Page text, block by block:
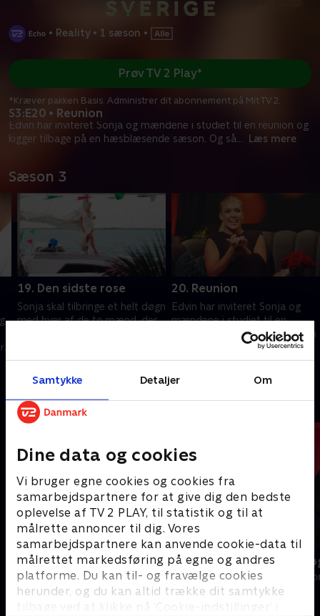
Samtykke Detaljer Om
Dine data og cookies
Vi bruger egne cookies og cookies fra
samarbejdspartnere for at give dig den bedste
oplevelse af TV 2 PLAY, til statistik og til at
målrette annoncer til dig. Vores
samarbejdspartnere kan anvende cookie-data til
målrettet markedsføring på egne og andres
platforme. Du kan til- og fravælge cookies
herunder, og du kan altid trække dit samtykke
tilbage ved at klikke på ’Cookie-indstillinger’ i
• Reality • 1 sæson •
S3:E20 • Reunion
Edvin har inviteret Sonja og mændene i studiet til en reunion og
kigger tilbage på en hæsblæsende sæson. Og så... Læs mere
Prøv TV 2 Play*
*Kræver pakken Basis. Administrer dit abonnement på Mit TV 2.
Sæson 3
19. Den sidste rose
Sonja skal tilbringe et helt døgn
med hver af de to mænd, der
men hvem bliver den heldige?
20. Reunion
Edvin har inviteret Sonja og
mændene i studiet til en
reunion og kigger tilbage på en
hæsblæsende sæson. Og så
skal vi høre, hvordan det går
Andre så også
Bachelor Sverige
Reality • 1 sæsoner
Date mig
Reality • 7